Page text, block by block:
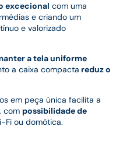
excecional com uma
e criando um
e valorizado
a tela uniforme
a caixa compacta reduz o
em peça única facilita a
com possibilidade de
Fi ou domótica.